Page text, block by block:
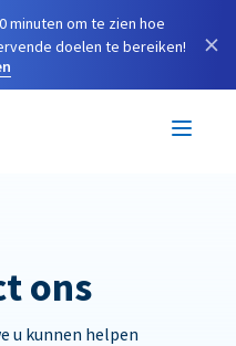
minuten om te zien hoe
doelen te bereiken!
×
ons
u kunnen helpen